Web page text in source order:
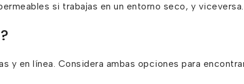
si trabajas en un entorno seco, y viceversa.
y en línea. Considera ambas opciones para